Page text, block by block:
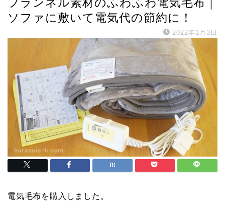
フランネル素材のふわふわ電気毛布｜
ソファに敷いて電気代の節約に！
2022年1月3日
電気毛布を購入しました。